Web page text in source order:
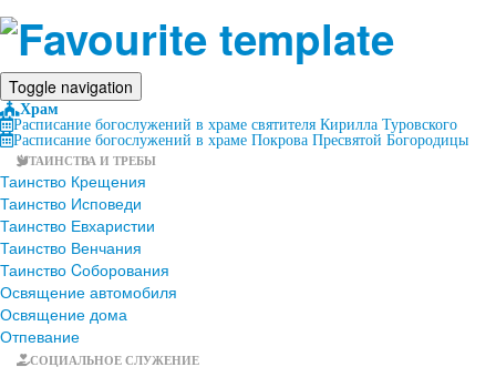
Toggle navigation
Храм
Расписание богослужений в храме святителя Кирилла Туровского
Расписание богослужений в храме Покрова Пресвятой Богородицы
ТАИНСТВА И ТРЕБЫ
Таинство Крещения
Таинство Исповеди
Таинство Евхаристии
Таинство Венчания
Таинство Cоборования
Освящение автомобиля
Освящение дома
Отпевание
СОЦИАЛЬНОЕ СЛУЖЕНИЕ